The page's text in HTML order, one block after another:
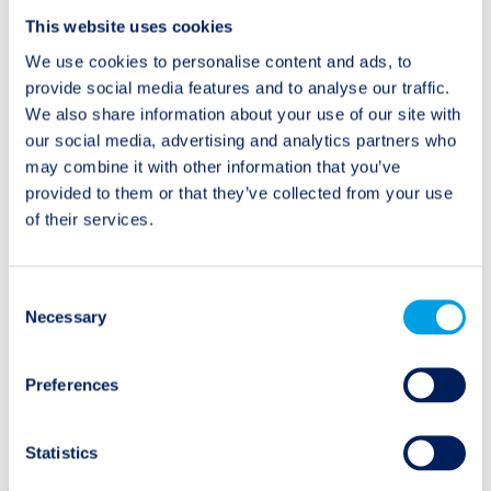
This website uses cookies
We use cookies to personalise content and ads, to
provide social media features and to analyse our traffic.
We also share information about your use of our site with
our social media, advertising and analytics partners who
may combine it with other information that you’ve
provided to them or that they’ve collected from your use
of their services.
Selection
Necessary
Preferences
Statistics
exponiert ist, erwarten wir keine sichtbaren
Auswirkungen auf den Markt. Erdbeben (und
Tsunamis) in Japan machen nur einen kleinen Teil
des Risikos auf dem Markt für Cat Bonds und im
Portfolio von Twelve Capital aus. Obwohl es in Japan
zunächst eine Tsunami-Warnung gab, wurde diese
schnell wieder aufgehoben. Es gibt jedoch eine kleine
Anzahl von weltweiten Multi-Peril Cat Bonds auf dem
werden wir die Auswirkungen auf diese Positionen
weiter beobachten.